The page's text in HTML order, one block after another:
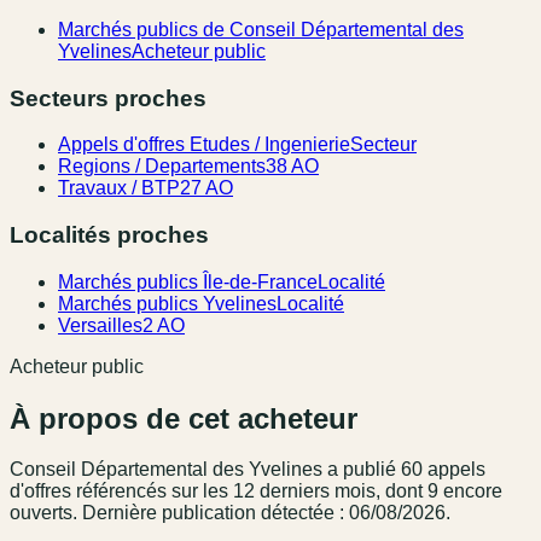
Marchés publics de Conseil Départemental des
YvelinesAcheteur public
Secteurs proches
Appels d'offres Etudes / IngenierieSecteur
Regions / Departements38 AO
Travaux / BTP27 AO
Localités proches
Marchés publics Île-de-FranceLocalité
Marchés publics YvelinesLocalité
Versailles2 AO
Acheteur public
À propos de cet acheteur
Conseil Départemental des Yvelines a publié 60 appel s
d'offres référencés sur les 12 derniers mois, dont 9 encore
ouverts. Dernière publication détectée : 06/08/2026.